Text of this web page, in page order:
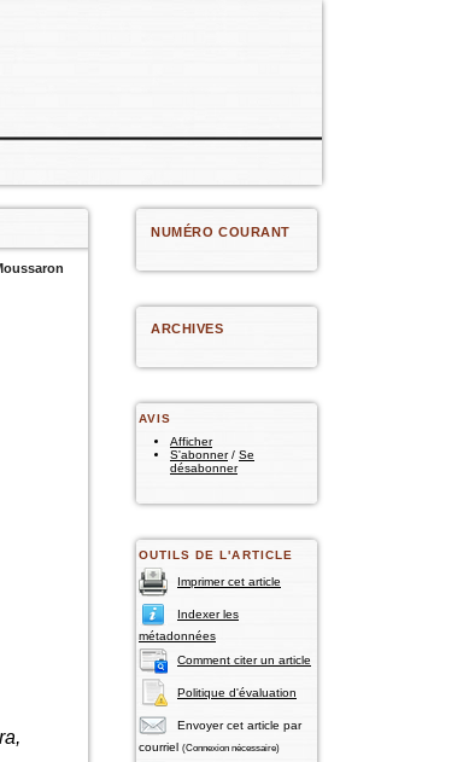
NUMÉRO COURANT
ARCHIVES
AVIS
Afficher
S'abonner/ Se
désabonner
OUTILS DE L'ARTICLE
Imprimer cet article
Indexer les
métadonnées
Comment citer un article
Politique d'évaluation
Envoyer cet article par
courriel (Connexion nécessaire)